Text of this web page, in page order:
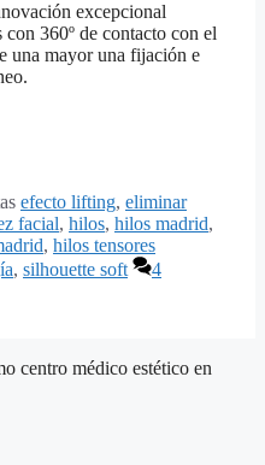
excepcional
con 360º de contacto con el
una mayor una fijación e
efecto lifting, eliminar
facial, hilos, hilos madrid,
, hilos tensores
, silhouette soft
4
centro médico estético en